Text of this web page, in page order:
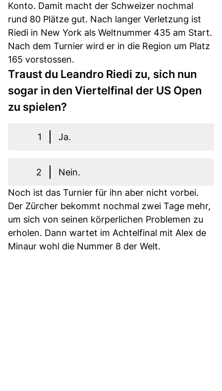
Konto. Damit macht der Schweizer nochmal
rund 80 Plätze gut. Nach langer Verletzung ist
Riedi in New York als Weltnummer 435 am Start.
Nach dem Turnier wird er in die Region um Platz
165 vorstossen.
Traust du Leandro Riedi zu, sich nun
sogar in den Viertelfinal der US Open
zu spielen?
1 Ja.
2
Nein.
Noch ist das Turnier für ihn aber nicht vorbei.
Der Zürcher bekommt nochmal zwei Tage mehr,
um sich von seinen körperlichen Problemen zu
erholen. Dann wartet im Achtelfinal mit Alex de
Minaur wohl die Nummer 8 der Welt.